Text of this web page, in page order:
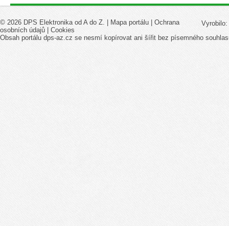
Vyrobilo:
© 2026 DPS Elektronika od A do Z. | Mapa portálu
Ochrana
osobních údajů
Cookies
Obsah portálu dps-az.cz se nesmí kopírovat ani šířit bez písemného